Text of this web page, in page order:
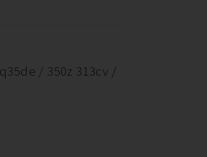
/ 350z 313cv /